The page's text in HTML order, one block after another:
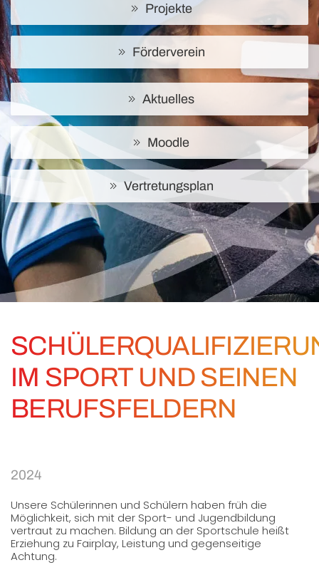
Projekte
Förderverein
Aktuelles
Moodle
Vertretungsplan
IM SPORT UND SEINEN
BERUFSFELDERN
2024
Unsere Schülerinnen und Schülern haben früh die
Möglichkeit, sich mit der Sport- und Jugendbildung
vertraut zu machen. Bildung an der Sportschule heißt
Erziehung zu Fairplay, Leistung und gegenseitige
Achtung.